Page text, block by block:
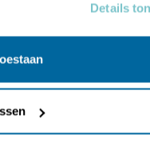
Details